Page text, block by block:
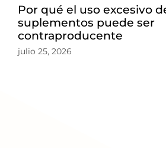
Por qué el uso excesivo
suplementos puede ser
contraproducente
julio 25, 2026